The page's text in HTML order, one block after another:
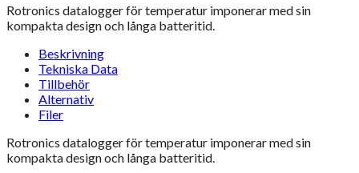
Rotronics datalogger för temperatur imponerar med sin
kompakta design och långa batteritid.
Beskrivning
Tekniska Data
Tillbehör
Alternativ
Filer
Rotronics datalogger för temperatur imponerar med sin
kompakta design och långa batteritid.